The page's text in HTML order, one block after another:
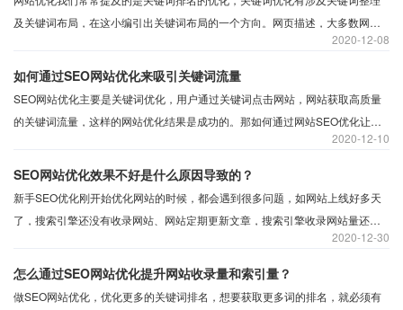
12-08
2020
及关键词布局，在这小编引出关键词布局的一个方向。网页描述，大多数网站
优化者认为网站优化就是网站内部优化、内链布局、交换友情链接、外部链接
建设，很少会有人好好做网站页面描述的优化
12-10
2020
如何通过SEO网站优化来吸引关键词流量
SEO网站优化主要是关键词优化，用户通过关键词点击网站，网站获取高质量
的关键词流量，这样的网站优化结果是成功的。那如何通过网站SEO优化让网
站获取高质量关键词流量，获取关键词流量，首先我们要明确我们所优化哪些
关键词，网站优化前夕先确定主关键词、自创品牌词、长尾关键词，接下来就
12-30
2020
SEO网站优化效果不好是什么原因导致的？
新手SEO优化刚开始优化网站的时候，都会遇到很多问题，如网站上线好多天
了，搜索引擎还没有收录网站、网站定期更新文章，搜索引擎收录网站量还是
很少、网站上线好几个月了一直没有关键词流量、网站前几天还有收录，突然
间收录大减、优化好久的网站，为什么一直没有效果，网站优化没有效果这是
怎么通过SEO网站优化提升网站收录量和索引量？
做SEO网站优化，优化更多的关键词排名，想要获取更多词的排名，就必须有